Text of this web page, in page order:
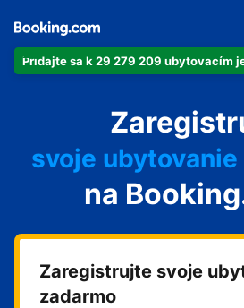
Pridajte sa k 29 279 209 ubytovacím
svoj
svoje
svoj
svoje bed and
na
Zaregistrujte svoje
zadarmo